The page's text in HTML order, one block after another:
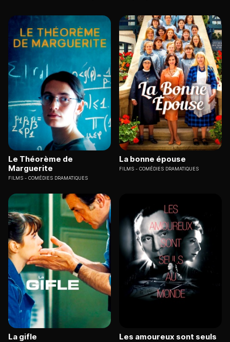
Le Théorème de
Marguerite
FILMS COMÉDIES DRAMATIQUES
La bonne épouse
FILMS COMÉDIES DRAMATIQUES
La gifle
Les amoureux sont seuls